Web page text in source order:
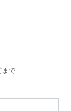
まで